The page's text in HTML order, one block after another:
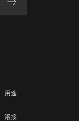
用途
溶接